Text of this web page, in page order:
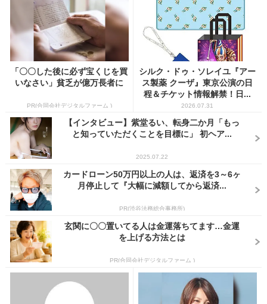
「〇〇した後に必ず宝くじを買
いなさい」貧乏が億万長者に
PR(合同会社デジタルファーム )
シルク・ドゥ・ソレイユ『アー
ス製薬 クーザ』東京公演の日
程＆チケット情報解禁！日...
2026.07.31
【インタビュー】紫堂るい、転身二か月「もっ
と知っていただくことを目標に」 初ヘア...
2025.07.22
カードローン50万円以上の人は、返済を3～6ヶ
月停止して『大幅に減額してから返済...
PR(渋谷法務総合事務所)
玄関に〇〇置いてる人は金運落ちてます…金運
を上げる方法とは
PR(合同会社デジタルファーム )